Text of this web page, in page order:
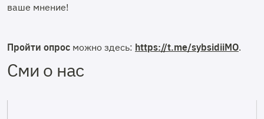
ваше мнение!
Пройти опрос можно здесь: https://t.me/sybsidiiMO.
Сми о нас